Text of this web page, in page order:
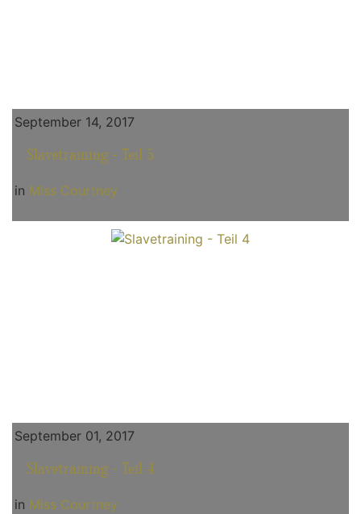
September 14, 2017
Slavetraining - Teil 5
in Miss Courtney
September 01, 2017
Slavetraining - Teil 4
in Miss Courtney